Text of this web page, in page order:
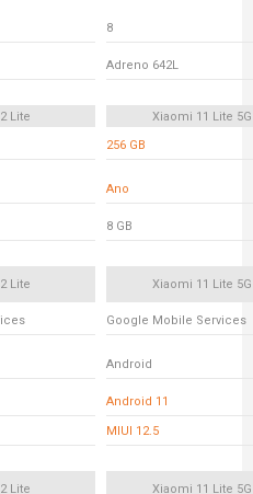
8
Adreno 642L
Lite
Xiaomi 11 Lite 5G
256 GB
Ano
8 GB
Lite Xiaomi 11 Lite 5G
Google Mobile Services
Android
Android 11
MIUI 12.5
Lite Xiaomi 11 Lite 5G